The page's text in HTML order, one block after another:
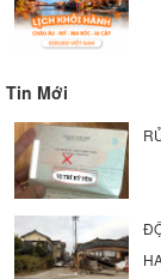
Tin Mới